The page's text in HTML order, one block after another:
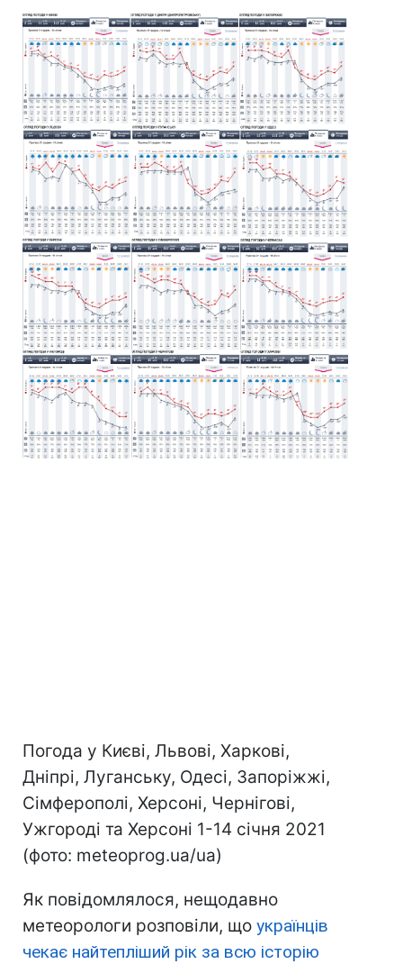
Погода у Києві, Львові, Харкові,
Дніпрі, Луганську, Одесі, Запоріжжі,
Сімферополі, Херсоні, Чернігові,
Ужгороді та Херсоні 1-14 січня 2021
(фото: meteoprog.ua/ua)
Як повідомлялося, нещодавно
метеорологи розповіли, що українців
чекає найтепліший рік за всю історію